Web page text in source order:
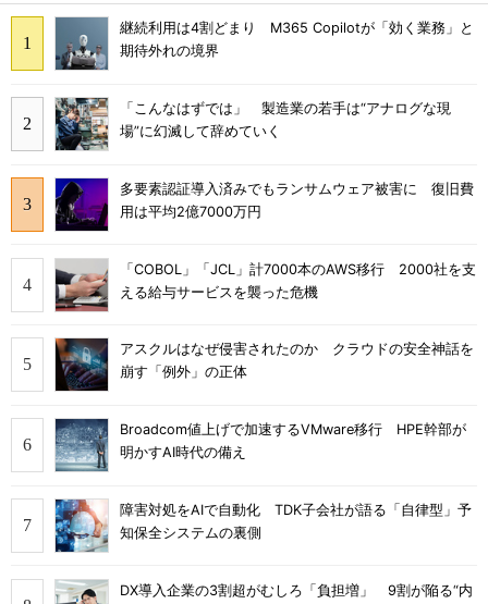
継続利用は4割どまり M365 Copilotが「効く業務」と
期待外れの境界
「こんなはずでは」 製造業の若手は“アナログな現
場”に幻滅して辞めていく
多要素認証導入済みでもランサムウェア被害に 復旧費
用は平均2億7000万円
「COBOL」「JCL」計7000本のAWS移行 2000社を支
える給与サービスを襲った危機
アスクルはなぜ侵害されたのか クラウドの安全神話を
崩す「例外」の正体
Broadcom値上げで加速するVMware移行 HPE幹部が
明かすAI時代の備え
障害対処をAIで自動化 TDK子会社が語る「自律型」予
知保全システムの裏側
DX導入企業の3割超がむしろ「負担増」 9割が陥る“内